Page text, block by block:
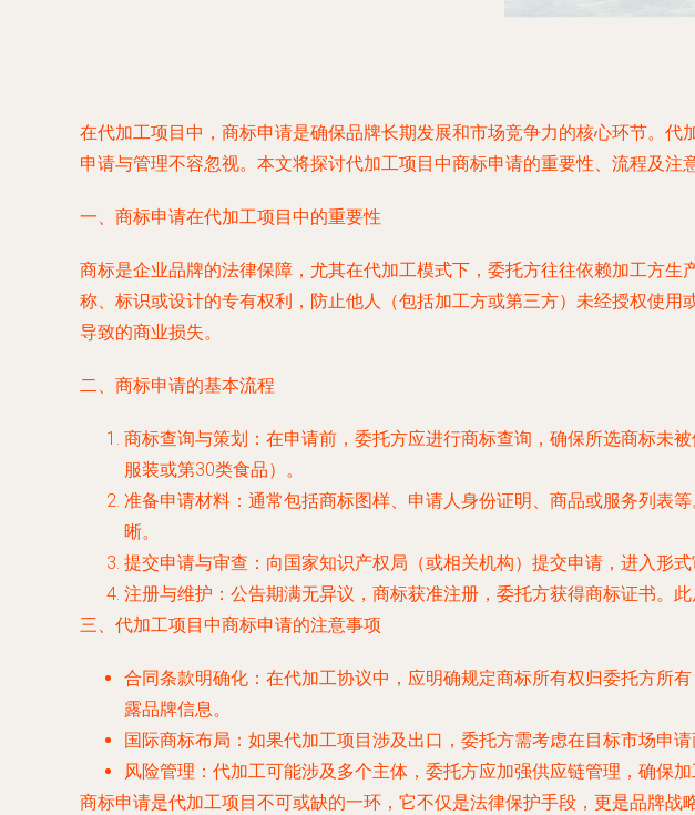
在代加工项目中，商标申请是确保品牌长期发展和市场竞争力的核心环节。
申请与管理不容忽视。本文将探讨代加工项目中商标申请的重要性、流程及注
一、商标申请在代加工项目中的重要性
商标是企业品牌的法律保障，尤其在代加工模式下，委托方往往依赖加工方
称、标识或设计的专有权利，防止他人（包括加工方或第三方）未经授权使
导致的商业损失。
二、商标申请的基本流程
商标查询与策划：在申请前，委托方应进行商标查询，确保所选商标未
服装或第30类食品）。
准备申请材料：通常包括商标图样、申请人身份证明、商品或服务列表
晰。
提交申请与审查：向国家知识产权局（或相关机构）提交申请，进入形
注册与维护：公告期满无异议，商标获准注册，委托方获得商标证书。
三、代加工项目中商标申请的注意事项
合同条款明确化：在代加工协议中，应明确规定商标所有权归委托方所
露品牌信息。
国际商标布局：如果代加工项目涉及出口，委托方需考虑在目标市场申请
风险管理：代加工可能涉及多个主体，委托方应加强供应链管理，确保
商标申请是代加工项目不可或缺的一环，它不仅是法律保护手段，更是品牌